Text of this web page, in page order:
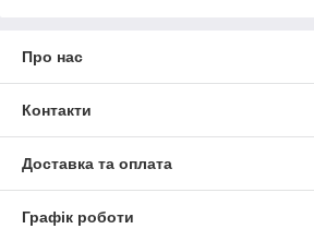
Про нас
Контакти
Доставка та оплата
Графік роботи